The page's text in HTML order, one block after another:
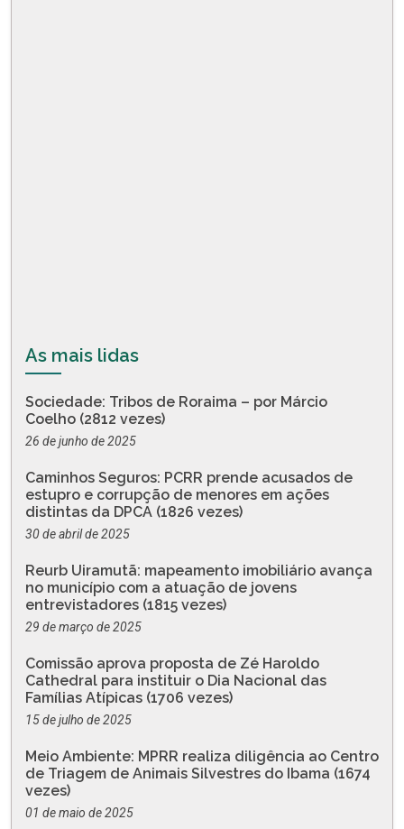
As mais lidas
Sociedade: Tribos de Roraima – por Márcio
Coelho (2812 vezes)
26 de junho de 2025
Caminhos Seguros: PCRR prende acusados de
estupro e corrupção de menores em ações
distintas da DPCA (1826 vezes)
30 de abril de 2025
Reurb Uiramutã: mapeamento imobiliário avança
no município com a atuação de jovens
entrevistadores (1815 vezes)
29 de março de 2025
Comissão aprova proposta de Zé Haroldo
Cathedral para instituir o Dia Nacional das
Famílias Atípicas (1706 vezes)
15 de julho de 2025
Meio Ambiente: MPRR realiza diligência ao Centro
de Triagem de Animais Silvestres do Ibama (1674
vezes)
01 de maio de 2025